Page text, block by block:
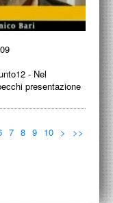
- Nel
presentazione
7 8 9 10 > >>